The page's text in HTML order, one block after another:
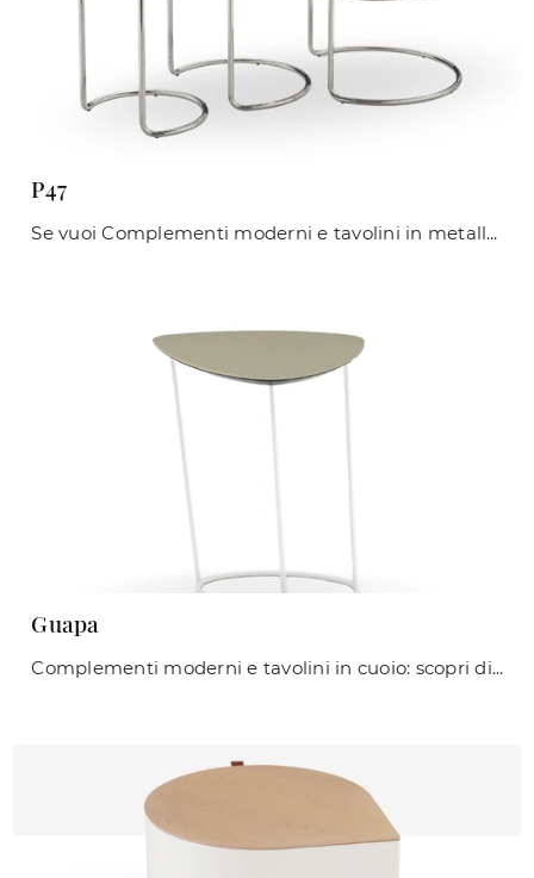
P47
Se vuoi Complementi moderni e tavolini in metallo ottieni informazioni sul modello P47 del marchio Midj.
Guapa
Complementi moderni e tavolini in cuoio: scopri di più sul modello Guapa di Midj e potrai completare i tuoi interni.